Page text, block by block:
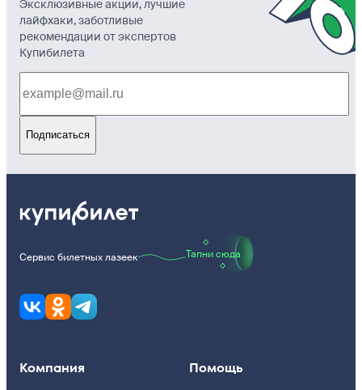
Эксклюзивные акции, лучшие
лайфхаки, заботливые
рекомендации от экспертов
Купибилета
Подписаться
Сервис билетных лазеек Тапни сюда
Компания Помощь